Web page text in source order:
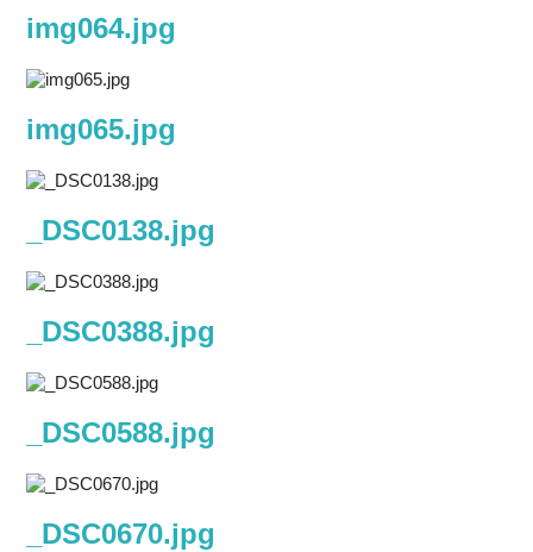
img064.jpg
img065.jpg
_DSC0138.jpg
_DSC0388.jpg
_DSC0588.jpg
_DSC0670.jpg